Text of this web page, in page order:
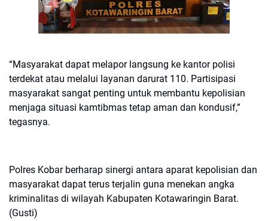
“Masyarakat dapat melapor langsung ke kantor polisi
terdekat atau melalui layanan darurat 110. Partisipasi
masyarakat sangat penting untuk membantu kepolisian
menjaga situasi kamtibmas tetap aman dan kondusif,”
tegasnya.
Polres Kobar berharap sinergi antara aparat kepolisian dan
masyarakat dapat terus terjalin guna menekan angka
kriminalitas di wilayah Kabupaten Kotawaringin Barat.
(Gusti)